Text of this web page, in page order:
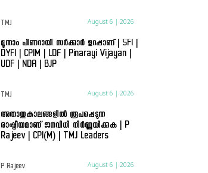
TMJ August 6 | 2026
മൂന്നാം പിണറായി സർക്കാർ ഉറപ്പാണ് | SFI |
DYFI | CPIM | LDF | Pinarayi Vijayan |
UDF | NDA | BJP
TMJ August 6 | 2026
അതാതുകാലങ്ങളിൽ രൂപപ്പെടുന്ന
രാഷ്ട്രീയമാണ് ജനവിധി നിർണ്ണയിക്കുക | P
Rajeev | CPI(M) | TMJ Leaders
P Rajeev August 6 | 2026